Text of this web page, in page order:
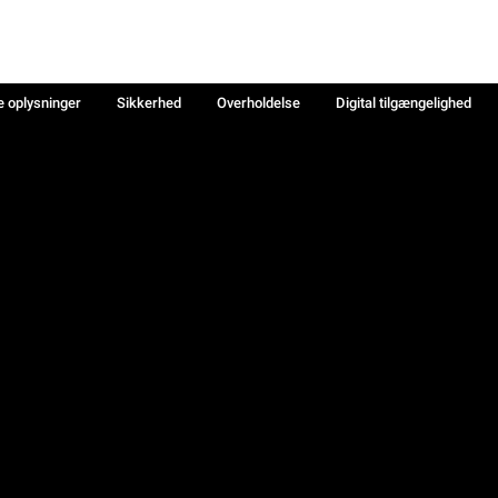
oplysninger Sikkerhed Overholdelse
Digital tilgængelighed